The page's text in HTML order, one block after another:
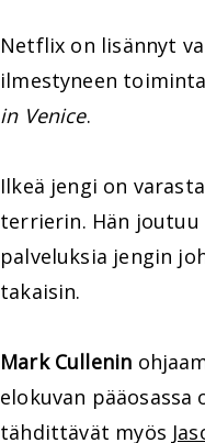
Netflix on lisännyt
ilmestyneen
in Venice.
Ilkeä jengi on
terrierin. Hän
palveluksia jengin
takaisin.
Mark Cullenin
elokuvan pääosassa
tähdittävät myös